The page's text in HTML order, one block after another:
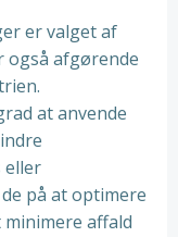
er valget af
afgørende
at anvende
eller
på at optimere
affald